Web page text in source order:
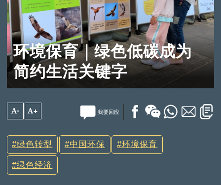
环境保育｜绿色低碳成为
简约生活关键字
A- A+ 我要回应
绿色转型 中国环保 环境保育
绿色经济